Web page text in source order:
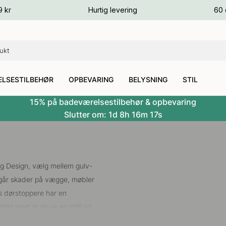
kr Hurtig levering 60
OPBEVARING BELYSNING STIL
15% på badeværelsestilbehør & opbevaring
Slutter om: 1d 8h 16m 16s
Design, vælg mellem gulv-
skader på vægge, møbler
dørstoppere har en
har vi også dørstopper til